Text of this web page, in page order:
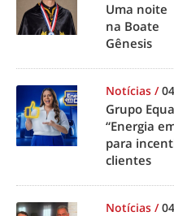
Uma noite
na Boate
Gênesis
Notícias /
Grupo
“Energia
para
clientes
Notícias /